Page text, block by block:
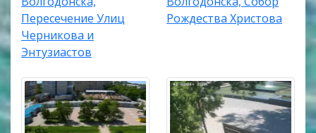
Пересечение Улиц
Черникова и
Энтузиастов
Рождества Христова